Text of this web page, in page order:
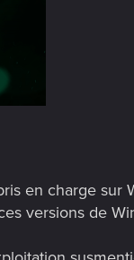
en charge sur
versions de